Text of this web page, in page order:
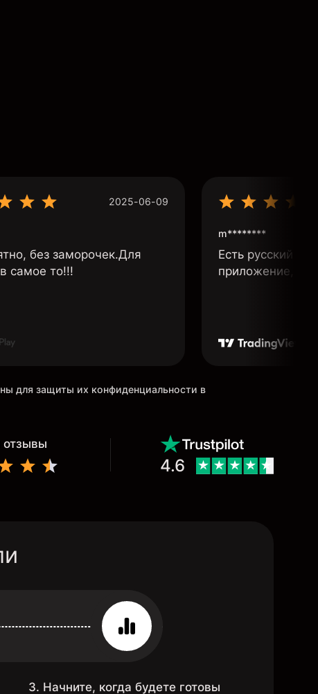
2025-06-09
без заморочек.Для
самое то!!!
m********
Есть русский
приложение,
для защиты их конфиденциальности в
отзывы
4.6
3. Начните, когда будете готовы